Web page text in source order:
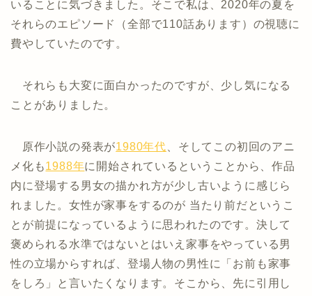
いることに気づきました。そこで私は、2020年の夏を
それらのエピソード（全部で110話あります）の視聴に
費やしていたのです。
それらも大変に面白かったのですが、少し気になる
ことがありました。
原作小説の発表が1980年代 、そしてこの初回のアニ
メ化も1988年に開始されているということから、作品
内に登場する男女の描かれ方が少し古いように感じら
れました。女性が家事をするのが 当たり前だというこ
とが前提になっているように思われたのです。決して
褒められる水準ではないとはいえ家事をやっている男
性の立場からすれば、登場人物の男性に「お前も家事
をしろ」と言いたくなります。そこから、先に引用し